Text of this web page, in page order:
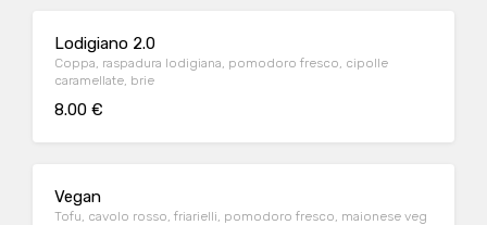
Lodigiano 2.0
Coppa, raspadura lodigiana, pomodoro fresco, cipolle
caramellate, brie
8.00 €
Vegan
Tofu, cavolo rosso, friarielli, pomodoro fresco, maionese veg